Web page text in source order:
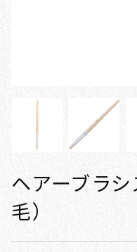
ヘアーブラ
毛）